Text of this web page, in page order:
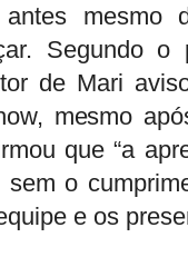
Segundo
de Mari
mesmo
que “a
sem o
e os